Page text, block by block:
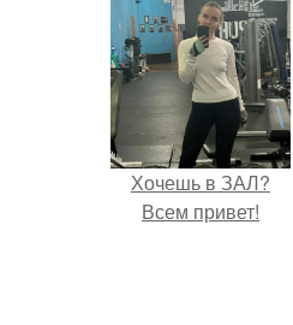
Хочешь в ЗАЛ?
Всем привет!